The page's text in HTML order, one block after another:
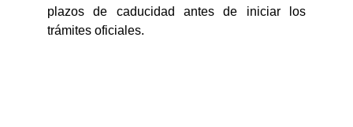
plazos de caducidad antes de iniciar los
trámites oficiales.